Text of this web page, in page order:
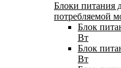
Блоки питания
потребляемой
Блок
Вт
Блок
Вт